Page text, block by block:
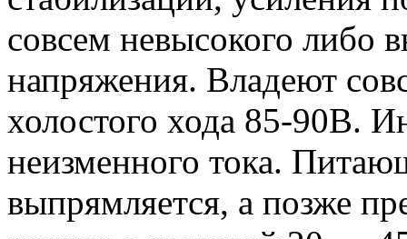
совсем невысокого либо
напряжения. Владеют
холостого хода 85-90В.
неизменного тока.
выпрямляется, а позже